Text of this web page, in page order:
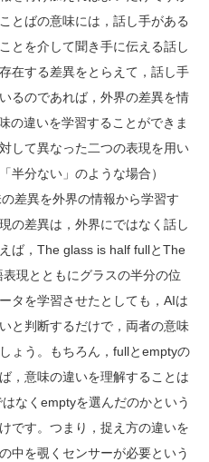
とばの意味には，話し手がある
とを介して聞き手に伝える話し
在する差異をとらえて，話し手
るのであれば，外界の差異を情
の違いを学習することができま
して異なった二つの表現を用い
半分ない」のような場合）
差異を外界の情報から学習す
の差異は，外界にではなく話し
ば，The glass is half fullとThe
現とともにグラスの半分の位
タを学習させたとしても，AIは
と判断するだけで，両者の意味
ょう。もちろん，fullとemptyの
，意味の違いを理解することは
なくemptyを選んだのかという
です。つまり，捉え方の違いを
中を覗くセンサーが必要という